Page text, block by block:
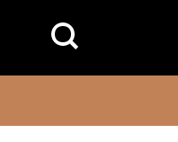
Search
for: